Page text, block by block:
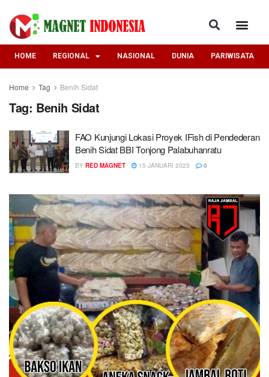
HOME REGIONAL NASIONAL DUNIA PARIWISATA
Home Tag Benih Sidat
Tag: Benih Sidat
FAO Kunjungi Lokasi Proyek IFish di Pendederan
Benih Sidat BBI Tonjong Palabuhanratu
BY RED MAGNET 15 JANUARI 2023 0